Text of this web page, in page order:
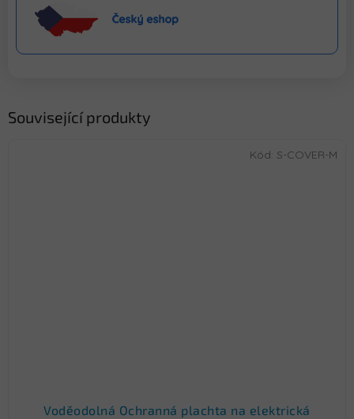
Související produkty
Voděodolná Ochranná plachta na elektrická
Kód: S-COVER-M